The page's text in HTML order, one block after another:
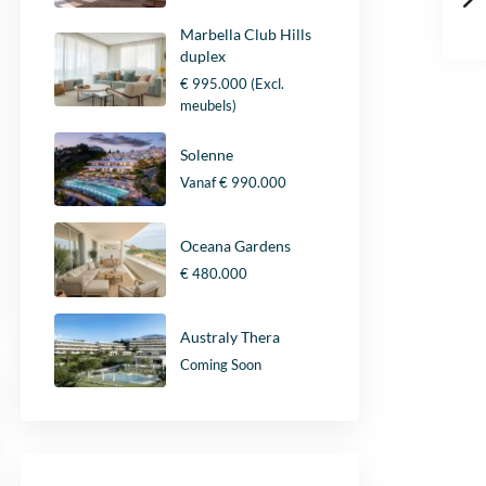
Marbella Club Hills
duplex
€ 995.000(Excl.
meubels)
Solenne
Vanaf€ 990.000
Oceana Gardens
€ 480.000
Australy Thera
Coming Soon